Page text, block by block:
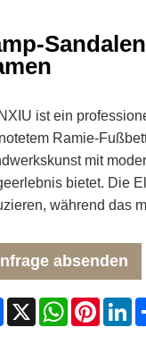
ist ein
Ramie-
mit
bietet. Die
während das
absenden
Facebook
X WhatsApp